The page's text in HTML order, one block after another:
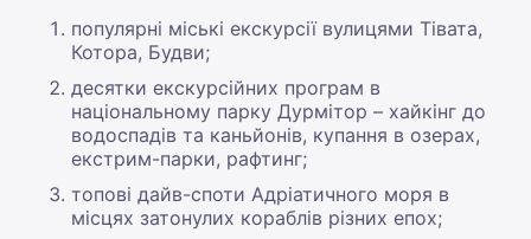
популярні міські екскурсії вулицями Тівата,
Котора, Будви;
десятки екскурсійних програм в
національному парку Дурмітор – хайкінг до
водоспадів та каньйонів, купання в озерах,
екстрим-парки, рафтинг;
топові дайв-споти Адріатичного моря в
місцях затонулих кораблів різних епох;